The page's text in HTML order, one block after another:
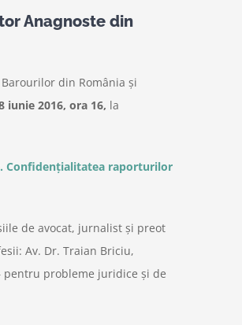
Anagnoste din
din România și
iunie 2016, ora 16, la
Confidențialitatea raporturilor
de avocat, jurnalist și preot
Av. Dr. Traian Briciu,
pentru probleme juridice și de